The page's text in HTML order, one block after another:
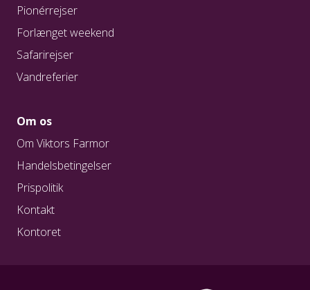
Pionérrejser
Forlænget weekend
Safarirejser
Vandreferier
Om os
Om Viktors Farmor
Handelsbetingelser
Prispolitik
Kontakt
Kontoret